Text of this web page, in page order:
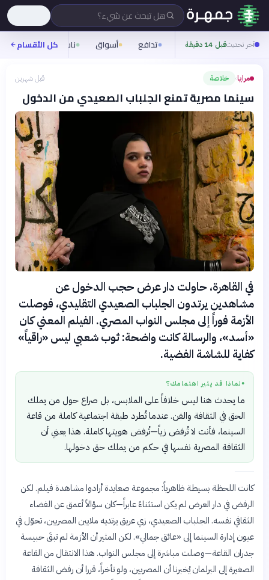
هل تبحث عن شيء؟
آخر تحديثقبل 14 دقيقة تدافع أسواق ناس روح
كل الأقسام
مرايا› خلاصة قبل شهرين
سينما مصرية تمنع الجلباب الصعيدي من الدخول
في القاهرة، حاولت دار عرض حجب الدخول عن
مشاهدين يرتدون الجلباب الصعيدي التقليدي، فوصلت
الأزمة فوراً إلى مجلس النواب المصري. الفيلم المعني كان
«أسد»، والرسالة كانت واضحة: ثوب شعبي ليس «راقياً»
كفاية للشاشة الفضية.
● لماذا قد يثير اهتمامك؟
ما يحدث هنا ليس خلافاً على الملابس، بل صراع حول من يملك
الحق في الثقافة والفن. عندما تُطرد طبقة اجتماعية كاملة من قاعة
السينما، فأنت لا تُرفض زياً—تُرفض هويتها كاملة. هذا يعني أن
الثقافة المصرية نفسها في حكم من يملك حق دخولها.
كانت اللحظة بسيطة ظاهرياً: مجموعة صعايدة أرادوا مشاهدة فيلم. لكن
الرفض في دار العرض لم يكن استثناءً عابراً—كان سؤالاً أعمق عن الفضاء
الثقافي نفسه. الجلباب الصعيدي، زي عريق يرتديه ملايين المصريين، تحوّل في
عيون إدارة السينما إلى «عائق جمالي». لكن المثير أن الأزمة لم تبقَ حبيسة
جدران القاعة—وصلت مباشرة إلى مجلس النواب. هذا الانتقال من القاعة
الصغيرة إلى البرلمان يُخبرنا أن المصريين، ولو تأخراً، قررا أن رفض الثقافة